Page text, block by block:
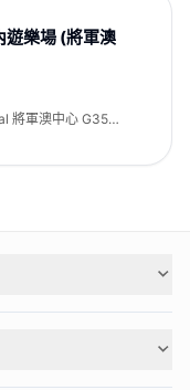
樂場 (將軍澳
將軍澳中心 G35-